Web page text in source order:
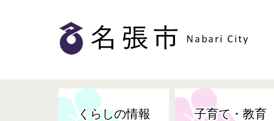
くらしの情報 子育て・教育